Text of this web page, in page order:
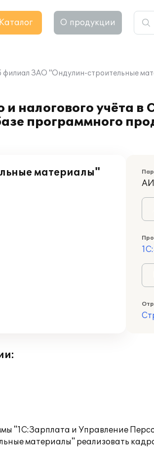
Каталог О продукции
филиал ЗАО "Ондулин-строительные
и налогового учёта
программного
материалы"
"1С:Зарплата и Управление
материалы" реализовать